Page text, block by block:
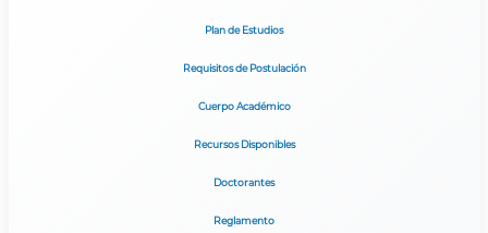
Plan de Estudios
Requisitos de Postulación
Cuerpo Académico
Recursos Disponibles
Doctorantes
Reglamento